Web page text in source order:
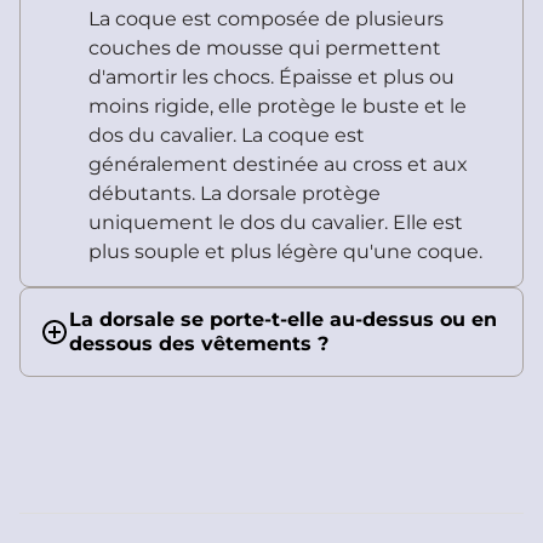
La coque est composée de plusieurs
couches de mousse qui permettent
d'amortir les chocs. Épaisse et plus ou
moins rigide, elle protège le buste et le
dos du cavalier. La coque est
généralement destinée au cross et aux
débutants. La dorsale protège
uniquement le dos du cavalier. Elle est
plus souple et plus légère qu'une coque.
La dorsale se porte-t-elle au-dessus ou en
dessous des vêtements ?